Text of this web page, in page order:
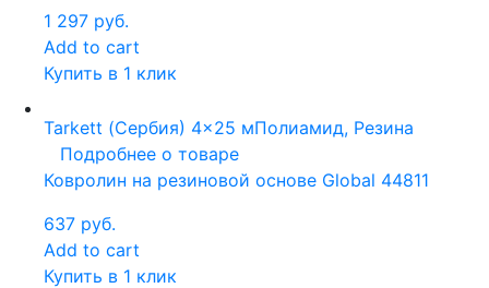
1 297 руб.
Add to cart
Купить в 1 клик
Tarkett (Сербия) 4x25 мПолиамид, Резина
Подробнее о товаре
Ковролин на резиновой основе Global 44811
637 руб.
Add to cart
Купить в 1 клик